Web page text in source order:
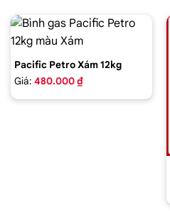
Pacific Petro Xám 12kg
Giá: 480.000 ₫